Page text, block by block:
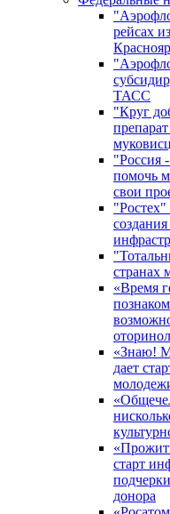
рейсах
ТАСС
"Круг
"Россия
помочь
свои
"Ростех"
странах
«Время
«Знаю!
дает
старт
донора